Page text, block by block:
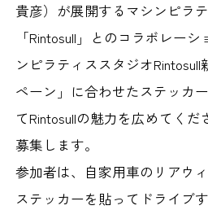
貴彦）が展開するマシンピラ
「Rintosull」とのコラボレー
ンピラティススタジオRintosull
ペーン」に合わせたステッカ
てRintosullの魅力を広めてく
募集します。
参加者は、自家用車のリアウ
ステッカーを貼ってドライブ